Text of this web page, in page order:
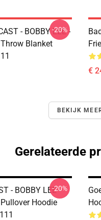
- BOBBY LEE -
Throw Blanket
-20%
€
BEKIJK
Gerelateerde
- BOBBY LEE -
Hoodie
-20%